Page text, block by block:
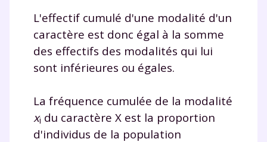
L'effectif cumulé d'une modalité d'un
caractère est donc égal à la somme
des effectifs des modalités qui lui
sont inférieures ou égales.
La fréquence cumulée de la modalité
xi du caractère X est la proportion
d'individus de la population